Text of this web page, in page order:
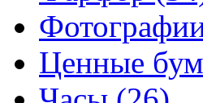
Ценные